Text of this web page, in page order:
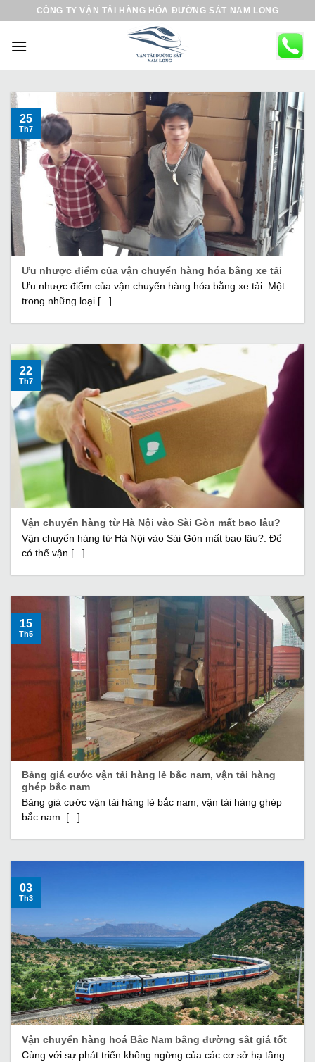
CÔNG TY VẬN TẢI HÀNG HÓA ĐƯỜNG SẮT NAM LONG
Ưu nhược điểm của vận chuyển hàng hóa bằng xe tải
Ưu nhược điểm của vận chuyển hàng hóa bằng xe tải. Một
trong những loại [...]
25
Th7
Vận chuyển hàng từ Hà Nội vào Sài Gòn mất bao lâu?
Vận chuyển hàng từ Hà Nội vào Sài Gòn mất bao lâu?. Để
có thể vận [...]
22
Th7
Bảng giá cước vận tải hàng lẻ bắc nam, vận tải hàng
ghép bắc nam
Bảng giá cước vận tải hàng lẻ bắc nam, vận tải hàng ghép
bắc nam. [...]
15
Th5
Vận chuyển hàng hoá Bắc Nam bằng đường sắt giá tốt
Cùng với sự phát triển không ngừng của các cơ sở hạ tầng
03
Th3